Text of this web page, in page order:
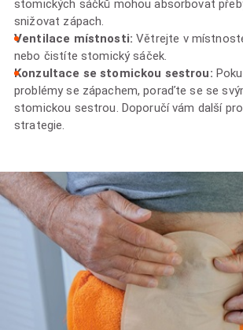
stomických sáčků mohou absorbovat
snižovat zápach.
Ventilace místnosti:Větrejte v
nebo čistíte stomický sáček.
Konzultace se stomickou sestrou:
problémy se zápachem, poraďte se se
stomickou sestrou. Doporučí vám další
strategie.